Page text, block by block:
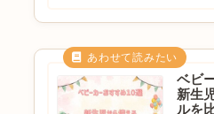
習を
で...
ベビ
新生
ルを